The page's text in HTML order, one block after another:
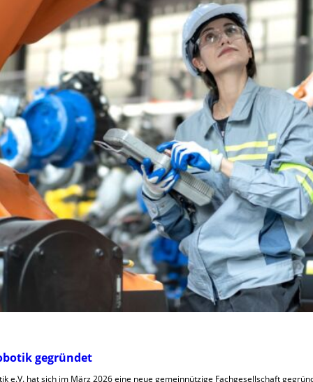
gegründet
e.V. hat sich im März 2026 eine neue gemeinnützige Fachgesellschaft